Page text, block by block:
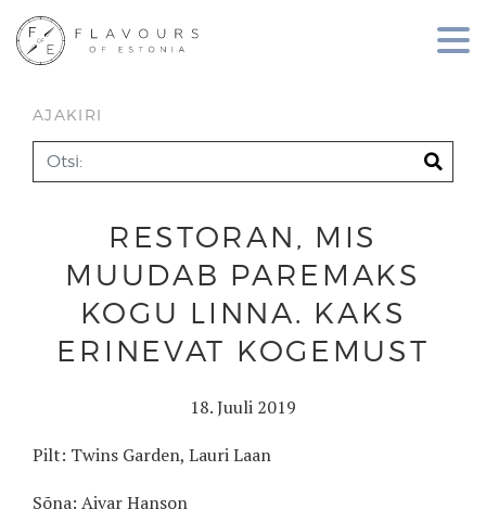
AJAKIRI
RESTORAN, MIS
MUUDAB PAREMAKS
KOGU LINNA. KAKS
ERINEVAT KOGEMUST
18. Juuli 2019
Pilt: Twins Garden, Lauri Laan
Sõna: Aivar Hanson